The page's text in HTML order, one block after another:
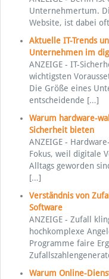
Unternehmertum.
Website, ist dabei
Aktuelle IT-Trends
Unternehmen im
ANZEIGE - IT-
wichtigsten
Die Größe eines
entscheidende […]
Warum hardware-
Sicherheit bieten
ANZEIGE -
Fokus, weil digitale
Alltags geworden
[…]
Verständnis von
Software
ANZEIGE - Zufall
hochkomplexe
Programme faire
Warum Online-